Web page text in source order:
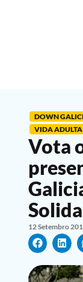
DOWN
VIDA ADULTA
Vota
12 Setembro